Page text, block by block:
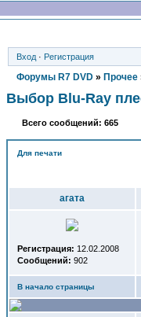
Вход · Регистрация
Форумы R7 DVD » Прочее
Выбор Blu-Ray
Всего сообщений: 665
Для печати
агата
Регистрация: 12.02.2008
Сообщений: 902
В начало страницы